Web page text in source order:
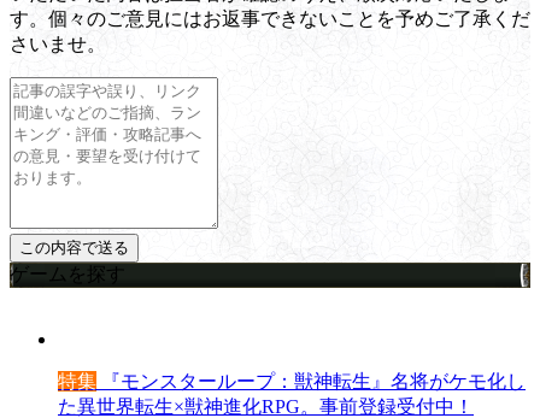
す。個々のご意見にはお返事できないことを予めご了承くだ
さいませ。
ゲームを探す
特集 『モンスターループ：獣神転生』名将がケモ化し
た異世界転生×獣神進化RPG。事前登録受付中！